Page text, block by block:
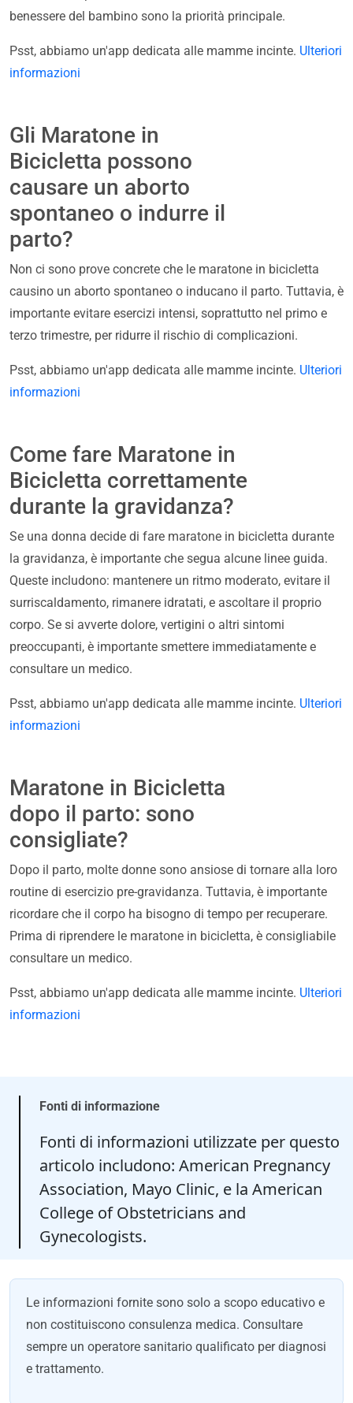
benessere del bambino sono la priorità principale.
Psst, abbiamo un'app dedicata alle mamme incinte. Ulteriori
informazioni
Gli Maratone in
Bicicletta possono
causare un aborto
spontaneo o indurre il
parto?
Non ci sono prove concrete che le maratone in bicicletta
causino un aborto spontaneo o inducano il parto. Tuttavia, è
importante evitare esercizi intensi, soprattutto nel primo e
terzo trimestre, per ridurre il rischio di complicazioni.
Psst, abbiamo un'app dedicata alle mamme incinte. Ulteriori
informazioni
Come fare Maratone in
Bicicletta correttamente
durante la gravidanza?
Se una donna decide di fare maratone in bicicletta durante
la gravidanza, è importante che segua alcune linee guida.
Queste includono: mantenere un ritmo moderato, evitare il
surriscaldamento, rimanere idratati, e ascoltare il proprio
corpo. Se si avverte dolore, vertigini o altri sintomi
preoccupanti, è importante smettere immediatamente e
consultare un medico.
Psst, abbiamo un'app dedicata alle mamme incinte. Ulteriori
informazioni
Maratone in Bicicletta
dopo il parto: sono
consigliate?
Dopo il parto, molte donne sono ansiose di tornare alla loro
routine di esercizio pre-gravidanza. Tuttavia, è importante
ricordare che il corpo ha bisogno di tempo per recuperare.
Prima di riprendere le maratone in bicicletta, è consigliabile
consultare un medico.
Psst, abbiamo un'app dedicata alle mamme incinte. Ulteriori
informazioni
Fonti di informazione
Fonti di informazioni utilizzate per questo
articolo includono: American Pregnancy
Association, Mayo Clinic, e la American
College of Obstetricians and
Gynecologists.
Le informazioni fornite sono solo a scopo educativo e
non costituiscono consulenza medica. Consultare
sempre un operatore sanitario qualificato per diagnosi
e trattamento.